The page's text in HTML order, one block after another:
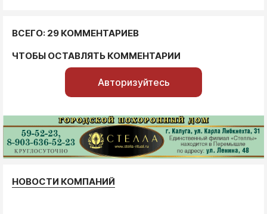
ВСЕГО: 29 КОММЕНТАРИЕВ
ЧТОБЫ ОСТАВЛЯТЬ КОММЕНТАРИИ
Авторизуйтесь
НОВОСТИ КОМПАНИЙ